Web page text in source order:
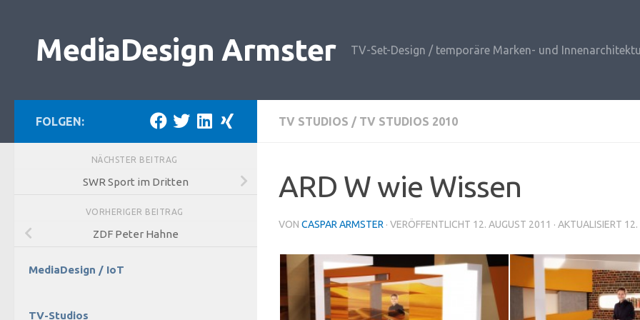
MediaDesign Armster TV-Set-Design / temporäre Marken- und
TV STUDIOS / TV STUDIOS 2010
ARD W wie Wissen
VON CASPAR ARMSTER · VERÖFFENTLICHT 12. AUGUST 2011 · AKTUALISIERT 12.
FOLGEN:
NÄCHSTER BEITRAG
SWR Sport im Dritten
VORHERIGER BEITRAG
ZDF Peter Hahne
MediaDesign / IoT
TV-Studios